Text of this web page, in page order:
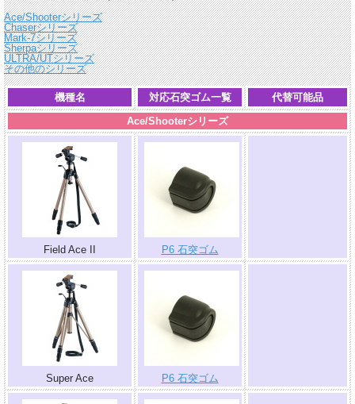
Ace/Shooterシリーズ
Chaserシリーズ
Mark-7シリーズ
Sherpaシリーズ
ULTRA/UTシリーズ
その他のシリーズ
機種名 対応石突ゴム一覧
代替可能品
Ace/Shooterシリーズ
Field Ace II P6 石突ゴム
Super Ace P6 石突ゴム